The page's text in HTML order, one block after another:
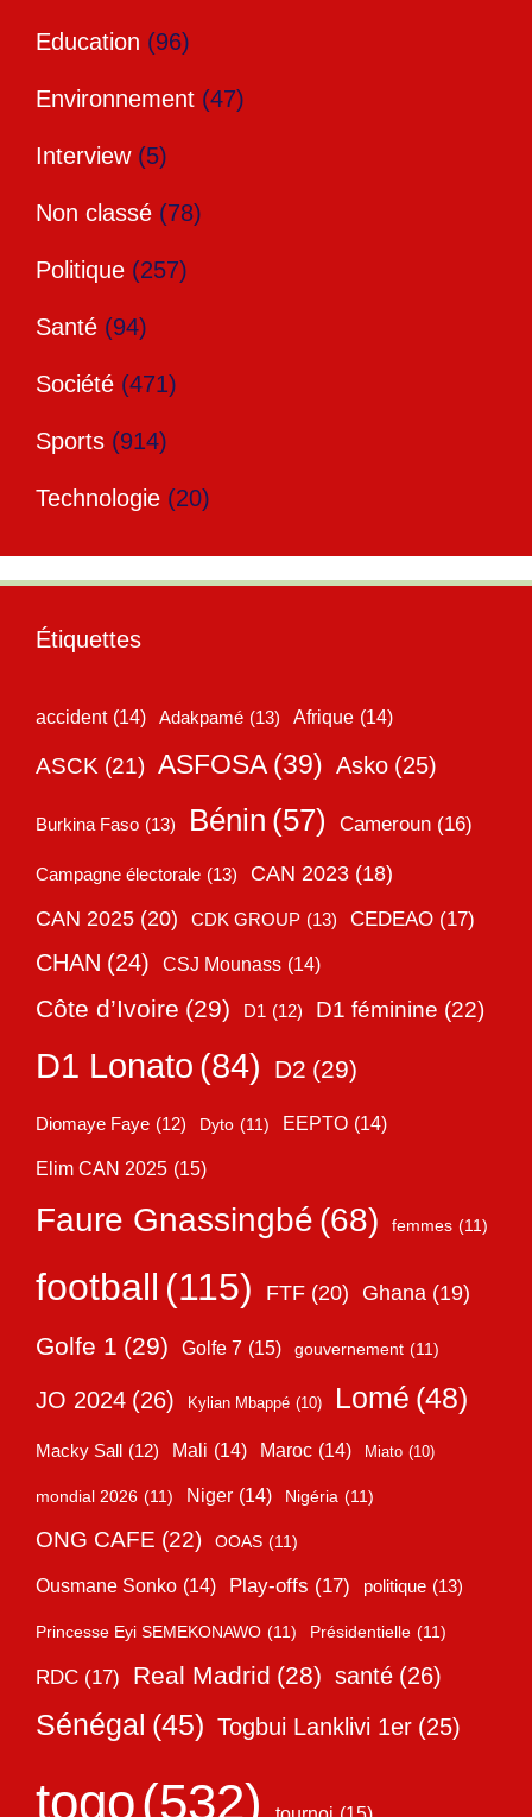
Education (96)
Environnement (47)
Interview(5)
Non classé (78)
Politique (257)
Santé (94)
Société (471)
Sports (914)
Technologie (20)
Étiquettes
accident (14) Adakpamé (13) Afrique (14)
ASCK (21) ASFOSA (39) Asko (25)
Burkina Faso (13) Bénin (57) Cameroun (16)
Campagne électorale (13) CAN 2023 (18)
CAN 2025 (20) CDK GROUP (13) CEDEAO (17)
CHAN (24) CSJ Mounass (14)
Côte d’Ivoire (29) D1 (12) D1 féminine (22)
D1 Lonato (84) D2 (29)
Diomaye Faye (12) Dyto (11) EEPTO (14)
Elim CAN 2025 (15)
Faure Gnassingbé (68) femmes (11)
football (115) FTF (20) Ghana (19)
Golfe 1 (29) Golfe 7 (15) gouvernement (11)
JO 2024 (26) Kylian Mbappé (10) Lomé (48)
Macky Sall (12) Mali (14) Maroc (14) Miato (10)
mondial 2026 (11) Niger (14) Nigéria (11)
ONG CAFE (22) OOAS (11)
Ousmane Sonko (14) Play-offs (17) politique (13)
Princesse Eyi SEMEKONAWO (11) Présidentielle (11)
RDC (17) Real Madrid (28) santé (26)
Sénégal (45) Togbui Lanklivi 1er (25)
togo(532)